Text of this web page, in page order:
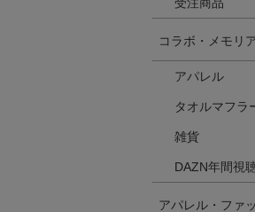
コラボ・メモリ
アパレル
タオルマフラ
雑貨
DAZN年間視
アパレル・ファ